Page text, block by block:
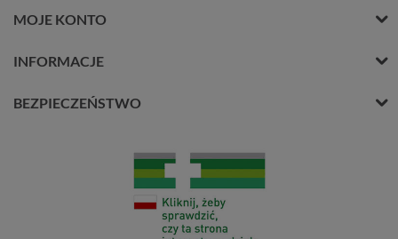
MOJE KONTO
INFORMACJE
BEZPIECZEŃSTWO